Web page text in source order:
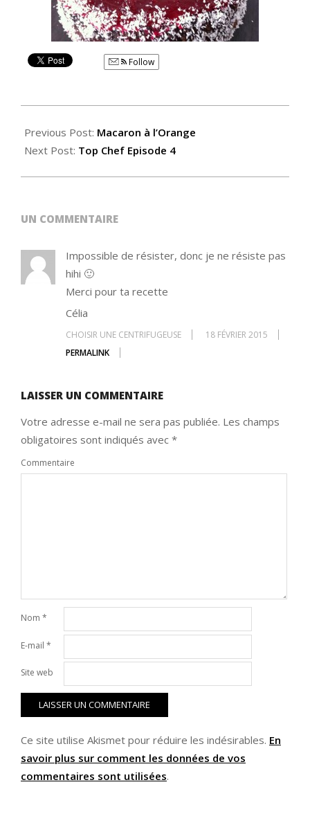
Follow
02-
17
Previous Post: Macaron à l’Orange
Next Post: Top Chef Episode 4
UN COMMENTAIRE
Impossible de résister, donc je ne résiste pas
hihi 🙂
Merci pour ta recette
Célia
CHOISIR UNE CENTRIFUGEUSE
18 FÉVRIER 2015
PERMALINK
LAISSER UN COMMENTAIRE
Votre adresse e-mail ne sera pas publiée. Les champs
obligatoires sont indiqués avec *
Commentaire
Nom *
E-mail *
Site web
Ce site utilise Akismet pour réduire les indésirables. En
savoir plus sur comment les données de vos
commentaires sont utilisées.